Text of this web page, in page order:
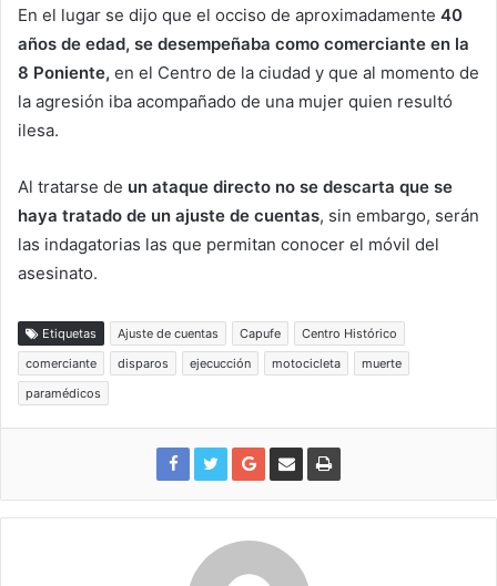
En el lugar se dijo que el occiso de aproximadamente 40
años de edad, se desempeñaba como comerciante en la
8 Poniente, en el Centro de la ciudad y que al momento de
la agresión iba acompañado de una mujer quien resultó
ilesa.
Al tratarse de un ataque directo no se descarta que se
haya tratado de un ajuste de cuentas, sin embargo, serán
las indagatorias las que permitan conocer el móvil del
asesinato.
Etiquetas Ajuste de cuentas Capufe
Centro Histórico
comerciante
disparos ejecucción motocicleta
muerte
paramédicos